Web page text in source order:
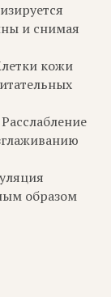
и снимая
кожи
Расслабление
образом